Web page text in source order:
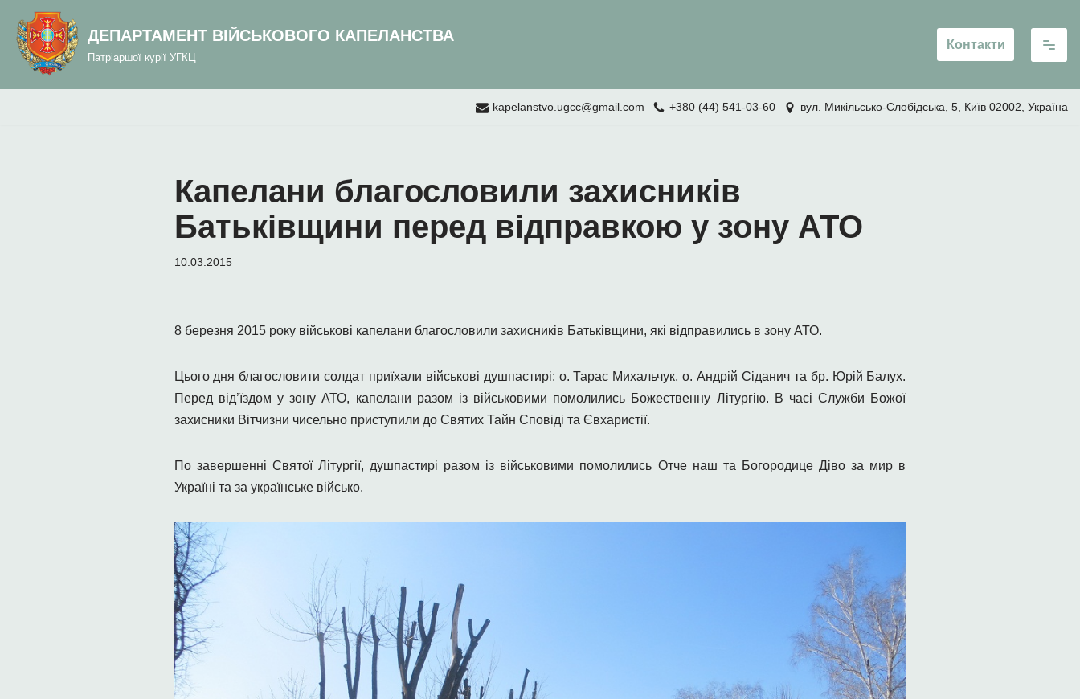
вмісту
Перейти
вмісту
ДЕПАРТАМЕНТ ВІЙСЬКОВОГО КАПЕЛАНСТВА
Патріаршої курії УГКЦ
Контакти
kapelanstvo.ugcc@gmail.com +380 (44) 541-03-60 вул. Микільсько-Слобідська, 5, Київ 02002, Україна
Капелани благословили захисників
Батьківщини перед відправкою у зону АТО
10.03.2015
8 березня 2015 року військові капелани благословили захисників Батьківщини, які відправились в зону АТО.
Цього дня благословити солдат приїхали військові душпастирі: о. Тарас Михальчук, о. Андрій Сіданич та бр. Юрій Балух.
Перед від’їздом у зону АТО, капелани разом із військовими помолились Божественну Літургію. В часі Служби Божої
захисники Вітчизни чисельно приступили до Святих Тайн Сповіді та Євхаристії.
По завершенні Святої Літургії, душпастирі разом із військовими помолились Отче наш та Богородице Діво за мир в
Україні та за українське військо.